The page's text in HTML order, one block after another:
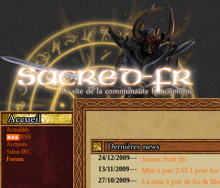
Actualités
RSS
Archives
Salon IRC
Forum
24/12/2009---
Joyeux Noël (0)
13/11/2009---
Mise à jour 2.65.1 pour
27/10/2009---
La mise à jour de Ice &